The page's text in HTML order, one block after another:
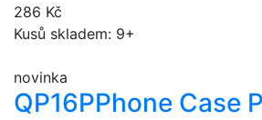
286 Kč
Kusů skladem: 9+
novinka
QP16PPhone Case